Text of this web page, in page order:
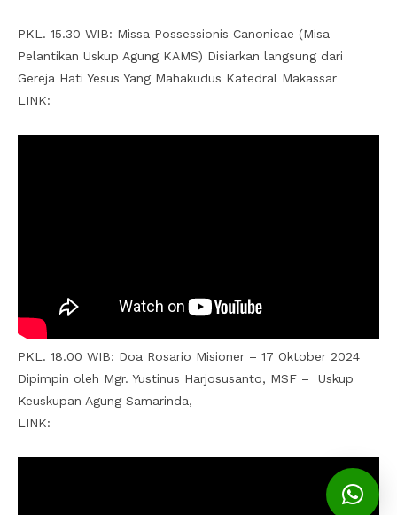
PKL. 15.30 WIB: Missa Possessionis Canonicae (Misa
Pelantikan Uskup Agung KAMS) Disiarkan langsung dari
Gereja Hati Yesus Yang Mahakudus Katedral Makassar
LINK:
PKL. 18.00 WIB: Doa Rosario Misioner – 17 Oktober 2024
Dipimpin oleh Mgr. Yustinus Harjosusanto, MSF – Uskup
Keuskupan Agung Samarinda,
LINK: